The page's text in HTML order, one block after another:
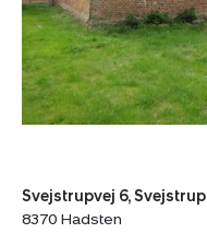
Hadsten
Svejstrupvej 6, Svejstrup
8370 Hadsten